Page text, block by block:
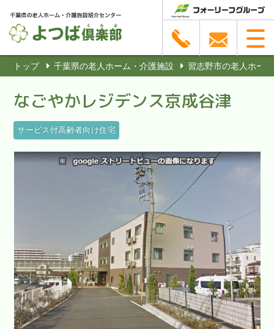
トップ 千葉県の老人ホーム・介護施設 習志野市の老人ホー
なごやかレジデンス京成谷津
サービス付高齢者向け住宅